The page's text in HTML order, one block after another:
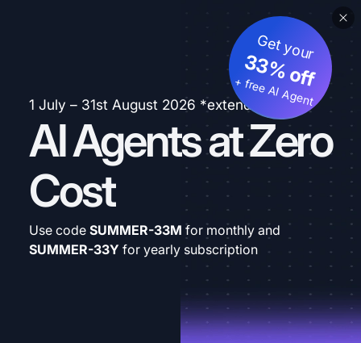
1 July – 31st August 2026 *extended
AI Agents at Zero
Cost
Get your
33% off
+ free AI Agent
Use code SUMMER-33M for monthly and
SUMMER-33Y for yearly subscription